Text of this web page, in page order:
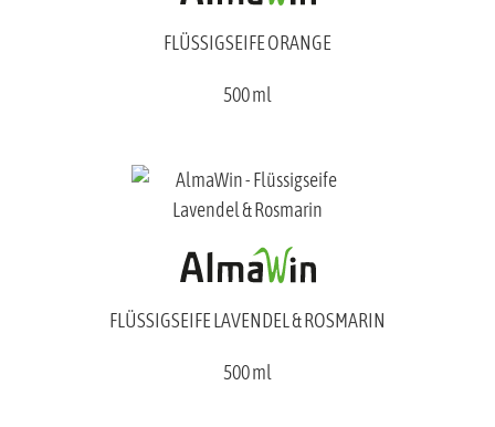
FLÜSSIGSEIFE ORANGE
500 ml
FLÜSSIGSEIFE LAVENDEL & ROSMARIN
500 ml